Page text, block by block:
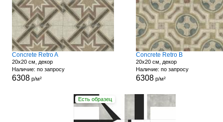
Concrete Retro A
20x20 см, декор
Наличие: по запросу
6308р/м²
Concrete Retro B
20x20 см, декор
Наличие: по запросу
6308р/м²
Есть образец